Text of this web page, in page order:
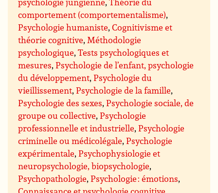
comportement (comportementalisme),
Psychologie humaniste,Cognitivisme et
théorie cognitive,Méthodologie
psychologique,Tests psychologiques et
mesures,Psychologie de l’enfant, psychologie
du développement,Psychologie du
vieillissement,Psychologie de la famille,
Psychologie des sexes,Psychologie sociale, de
groupe ou collective,Psychologie
professionnelle et industrielle,Psychologie
criminelle ou médicolégale,Psychologie
expérimentale,Psychophysiologie et
neuropsychologie, biopsychologie,
Psychopathologie,Psychologie : émotions,